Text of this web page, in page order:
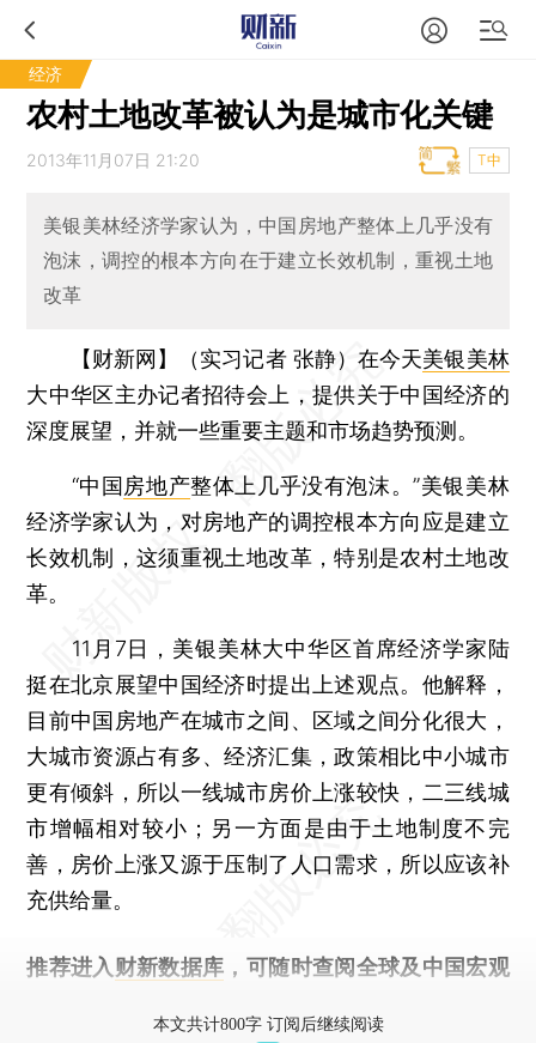
经济
农村土地改革被认为是城市化关键
2013年11月07日 21:20 T中
美银美林经济学家认为，中国房地产整体上几乎没有
泡沫，调控的根本方向在于建立长效机制，重视土地
改革
【财新网】（实习记者 张静）在今天美银美林
大中华区主办记者招待会上，提供关于中国经济的
深度展望，并就一些重要主题和市场趋势预测。
“中国 房地产整体上几乎没有泡沫。”美银美林
经济学家认为，对房地产的调控根本方向应是建立
长效机制，这须重视土地改革，特别是农村土地改
革。
11月7日，美银美林大中华区首席经济学家陆
挺在北京展望中国经济时提出上述观点。他解释，
目前中国房地产在城市之间、区域之间分化很大，
大城市资源占有多、经济汇集，政策相比中小城市
更有倾斜，所以一线城市房价上涨较快，二三线城
市增幅相对较小；另一方面是由于土地制度不完
善，房价上涨又源于压制了人口需求，所以应该补
充供给量。
推荐进入 财新数据库 ，可随时查阅全球及中国宏观
本文共计800字 订阅后继续阅读